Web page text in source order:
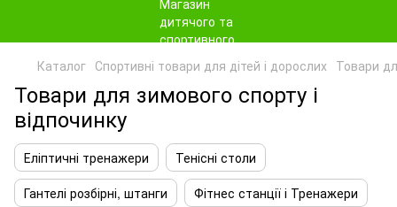
Каталог Спортивні товари для дітей і дорослих Товари
Товари для зимового спорту і
відпочинку
Еліптичні тренажери
Тенісні столи
Гантелі розбірні, штанги
Фітнес станції і Тренажери